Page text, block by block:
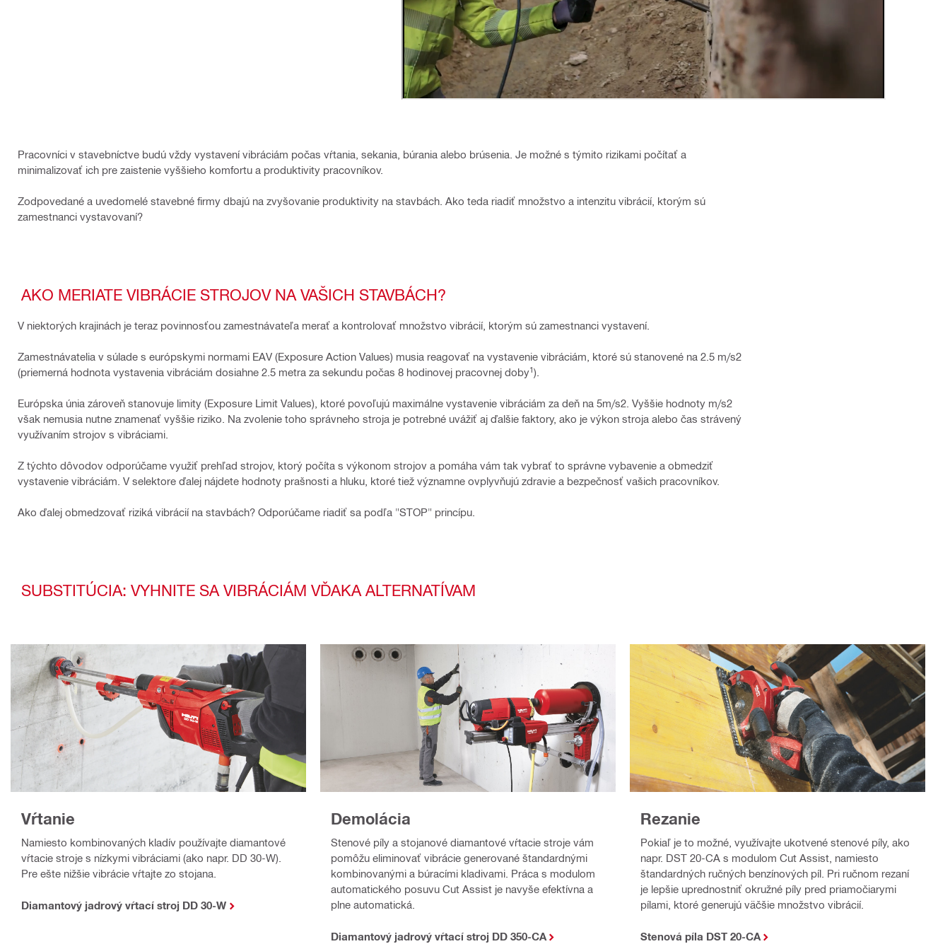
Pracovníci v stavebníctve budú vždy vystavení vibráciám počas vŕtania, sekania, búrania alebo brúsenia. Je možné s týmito rizikami počítať a
minimalizovať ich pre zaistenie vyššieho komfortu a produktivity pracovníkov.
Zodpovedané a uvedomelé stavebné firmy dbajú na zvyšovanie produktivity na stavbách. Ako teda riadiť množstvo a intenzitu vibrácií, ktorým sú
zamestnanci vystavovaní?
AKO MERIATE VIBRÁCIE STROJOV NA VAŠICH STAVBÁCH?
V niektorých krajinách je teraz povinnosťou zamestnávateľa merať a kontrolovať množstvo vibrácií, ktorým sú zamestnanci vystavení.
Zamestnávatelia v súlade s európskymi normami EAV (Exposure Action Values) musia reagovať na vystavenie vibráciám, ktoré sú stanovené na 2.5 m/s2
(priemerná hodnota vystavenia vibráciám dosiahne 2.5 metra za sekundu počas 8 hodinovej pracovnej doby1).
Európska únia zároveň stanovuje limity (Exposure Limit Values), ktoré povoľujú maximálne vystavenie vibráciám za deň na 5m/s2. Vyššie hodnoty m/s2
však nemusia nutne znamenať vyššie riziko. Na zvolenie toho správneho stroja je potrebné uvážiť aj ďalšie faktory, ako je výkon stroja alebo čas strávený
využívaním strojov s vibráciami.
Z týchto dôvodov odporúčame využiť prehľad strojov, ktorý počíta s výkonom strojov a pomáha vám tak vybrať to správne vybavenie a obmedziť
vystavenie vibráciám. V selektore ďalej nájdete hodnoty prašnosti a hluku, ktoré tiež významne ovplyvňujú zdravie a bezpečnosť vašich pracovníkov.
Ako ďalej obmedzovať riziká vibrácií na stavbách? Odporúčame riadiť sa podľa "STOP" princípu.
SUBSTITÚCIA: VYHNITE SA VIBRÁCIÁM VĎAKA ALTERNATÍVAM
Vŕtanie
Namiesto kombinovaných kladív používajte diamantové
vŕtacie stroje s nízkymi vibráciami (ako napr. DD 30-W).
Pre ešte nižšie vibrácie vŕtajte zo stojana.
Diamantový jadrový vŕtací stroj DD 30-W
Demolácia
Stenové píly a stojanové diamantové vŕtacie stroje vám
pomôžu eliminovať vibrácie generované štandardnými
kombinovanými a búracími kladivami. Práca s modulom
automatického posuvu Cut Assist je navyše efektívna a
plne automatická.
Diamantový jadrový vŕtací stroj DD 350-CA
Rezanie
Pokiaľ je to možné, využívajte ukotvené stenové píly, ako
napr. DST 20-CA s modulom Cut Assist, namiesto
štandardných ručných benzínových píl. Pri ručnom rezaní
je lepšie uprednostniť okružné píly pred priamočiarymi
pílami, ktoré generujú väčšie množstvo vibrácií.
Stenová píla DST 20-CA